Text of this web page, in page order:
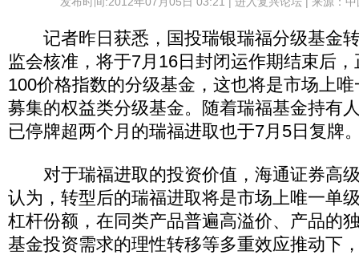
记者昨日获悉，国投瑞银瑞福分级基金
监会核准，将于7月16日封闭运作期结束后
100价格指数的分级基金，这也将是市场上
募集的权益类分级基金。随着瑞福基金持有
已停牌超两个月的瑞福进取也于7月5日复牌
对于瑞福进取的投资价值，海通证券高
认为，转型后的瑞福进取将是市场上唯一单
杠杆份额，在同类产品普遍高溢价、产品的
基金投资需求的理性转移等多重效应推动下